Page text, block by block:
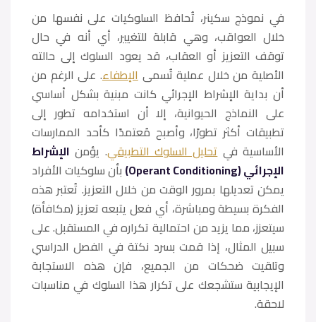
في نموذج سكينر، تُحافظ السلوكيات على نفسها من
خلال العواقب، وهي قابلة للتغيير، أي أنه في حال
توقف التعزيز أو العقاب، قد يعود السلوك إلى حالته
الأصلية من خلال عملية تُسمىالإطفاء. على الرغم من
أن بداية الإشراط الإجرائي كانت مبنية بشكل أساسي
على النماذج الحيوانية، إلا أن استخدامه تطور إلى
تطبيقات أكثر تطورًا، وأصبح مُعتمدًا كأحد الممارسات
الأساسية فيتحليل السلوك التطبيقي. يؤمن الإشراط
الإجرائي (Operant Conditioning)
بأن سلوكيات الأفراد
يمكن تعديلها بمرور الوقت من خلال التعزيز. تُعتبر هذه
الفكرة بسيطة ومباشرة، أي فعل يتبعه تعزيز (مكافأة)
سيتعزز، مما يزيد من احتمالية تكراره في المستقبل. على
سبيل المثال، إذا قمت بسرد نكتة في الفصل الدراسي
وتلقيت ضحكات من الجميع، فإن هذه الاستجابة
الإيجابية ستشجعك على تكرار هذا السلوك في مناسبات
لاحقة.